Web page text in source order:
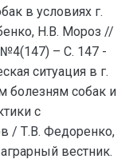
в условиях г.
Н.В. Мороз //
№4(147) – С. 147 -
ситуация в г.
болезням собак и
с
/ Т.В. Федоренко,
вестник.